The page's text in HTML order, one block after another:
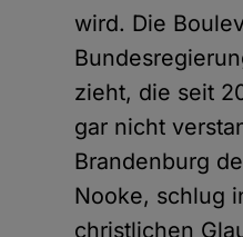
wird. Die
zieht, die seit
gar nicht
Brandenburg
Nooke, schlug
christlichen